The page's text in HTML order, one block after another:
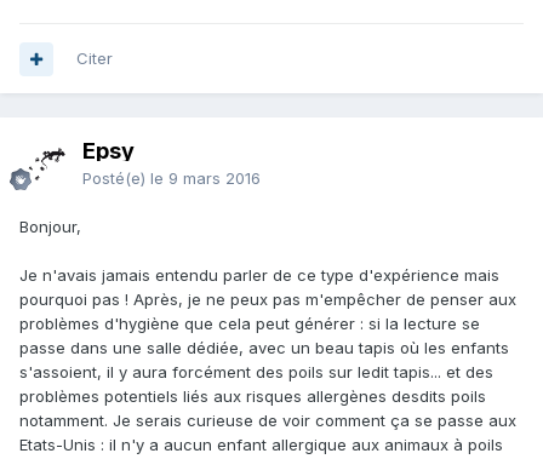
Citer
Epsy
Posté(e) le 9 mars 2016
Bonjour,
Je n'avais jamais entendu parler de ce type d'expérience mais
pourquoi pas ! Après, je ne peux pas m'empêcher de penser aux
problèmes d'hygiène que cela peut générer : si la lecture se
passe dans une salle dédiée, avec un beau tapis où les enfants
s'assoient, il y aura forcément des poils sur ledit tapis... et des
problèmes potentiels liés aux risques allergènes desdits poils
notamment. Je serais curieuse de voir comment ça se passe aux
Etats-Unis : il n'y a aucun enfant allergique aux animaux à poils